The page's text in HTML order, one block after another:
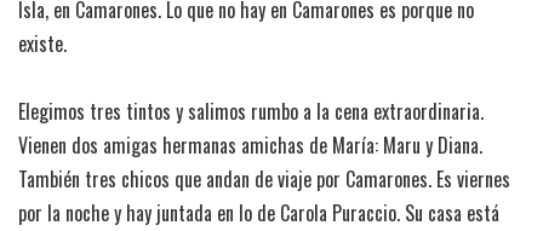
Isla, en Camarones. Lo que no hay en Camarones es porque no
existe.
Elegimos tres tintos y salimos rumbo a la cena extraordinaria.
Vienen dos amigas hermanas amichas de María: Maru y Diana.
También tres chicos que andan de viaje por Camarones. Es viernes
por la noche y hay juntada en lo de Carola Puraccio. Su casa está